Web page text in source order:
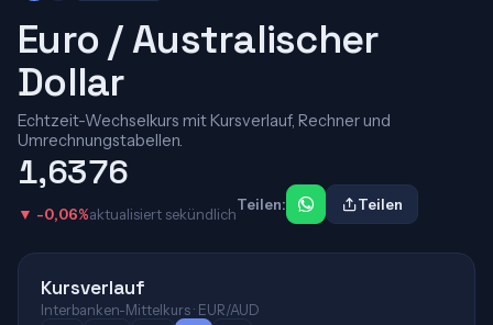
Euro / Australischer
Dollar
Echtzeit-Wechselkurs mit Kursverlauf, Rechner und
Umrechnungstabellen.
1,6376
▼ -0,06%aktualisiert sekündlich
Teilen: Teilen
Kursverlauf
Interbanken-Mittelkurs · EUR/AUD